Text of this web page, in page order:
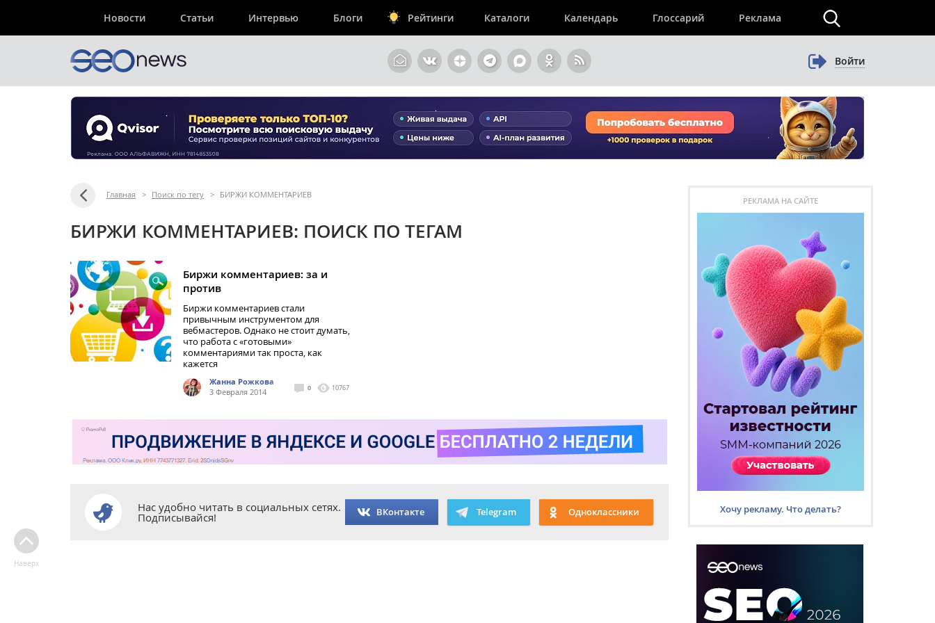
Новости Статьи Интервью Блоги Рейтинги Каталоги Календарь Глоссарий Реклама
Войти
Главная > Поиск по тегу > БИРЖИ КОММЕНТАРИЕВ
БИРЖИ КОММЕНТАРИЕВ: ПОИСК ПО ТЕГАМ
Биржи комментариев: за и
против
Биржи комментариев стали
привычным инструментом для
вебмастеров. Однако не стоит думать,
что работа с «готовыми»
комментариями так проста, как
кажется
Жанна Рожкова
3 Февраля 2014
0 10767
Нас удобно читать в социальных сетях.
Подписывайся! ВКонтакте Telegram Одноклассники
Наверх
РЕКЛАМА НА САЙТЕ
Хочу рекламу. Что делать?